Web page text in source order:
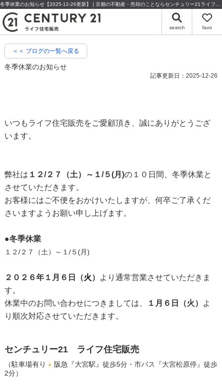
search favo
＜＜ ブログの一覧へ戻る
冬季休業のお知らせ
記事更新日：2025-12-26
いつもライフ住宅販売をご愛顧頂き、誠にありがとうござ
います。
弊社は １２/２７（土）～１/５(月)の１０日間、冬季休業と
させていただきます。
お客様にはご不便をおかけいたしますが、何卒ご了承くだ
さいますようお願い申し上げます。
●冬季休業
１２/２７（土）～１/５(月)
２０２６年１月６日（火）
より通常営業させていただきま
す。
休業中のお問い合わせにつきましては、
１月６日（火）
よ
り順次対応させていただきます。
センチュリー21 ライフ住宅販売
（駐車場有り
阪急『大宮駅』徒歩5分・市バス『大宮松原停』徒歩
2分）